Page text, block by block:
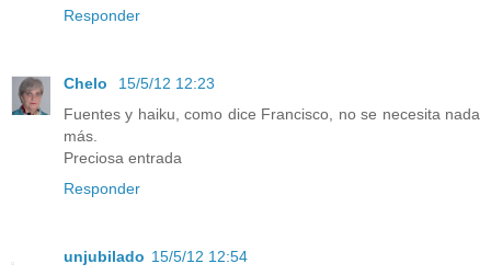
Responder
Chelo
15/5/12 12:23
Fuentes y haiku, como dice Francisco, no se necesita nada
más.
Preciosa entrada
Responder
unjubilado 15/5/12 12:54